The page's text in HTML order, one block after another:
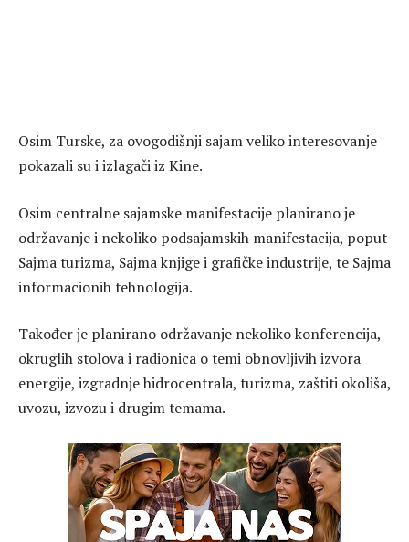
Osim Turske, za ovogodišnji sajam veliko interesovanje
pokazali su i izlagači iz Kine.
Osim centralne sajamske manifestacije planirano je
održavanje i nekoliko podsajamskih manifestacija, poput
Sajma turizma, Sajma knjige i grafičke industrije, te Sajma
informacionih tehnologija.
Također je planirano održavanje nekoliko konferencija,
okruglih stolova i radionica o temi obnovljivih izvora
energije, izgradnje hidrocentrala, turizma, zaštiti okoliša,
uvozu, izvozu i drugim temama.